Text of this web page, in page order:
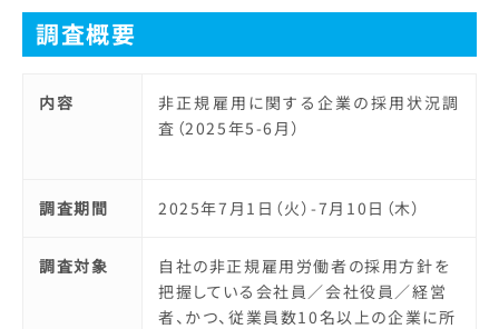
調査概要
内容
非正規雇用に関する企業の採用状況調
査（2025年5-6月）
調査期間 2025年7月1日（火）-7月10日（木）
調査対象
自社の非正規雇用労働者の採用方針を
把握している会社員／会社役員／経営
者、かつ、従業員数10名以上の企業に所